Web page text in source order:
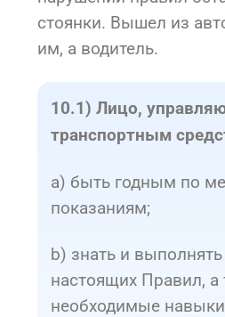
стоянки. Вышел из
им, а водитель.
10.1) Лицо,
транспортным
a) быть годным по
показаниям;
b) знать и
настоящих Правил, а
необходимые